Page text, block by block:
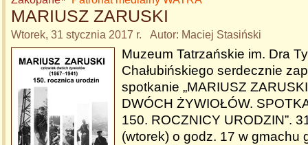
MARIUSZ ZARUSKI
Wtorek, 31 stycznia 2017 r. Autor: Maciej Stasiński
Muzeum Tatrzańskie im. Dra
Chałubińskiego serdecznie
spotkanie „MARIUSZ
DWÓCH ŻYWIOŁÓW.
150. ROCZNICY URODZIN”.
(wtorek) o godz. 17 w gmachu